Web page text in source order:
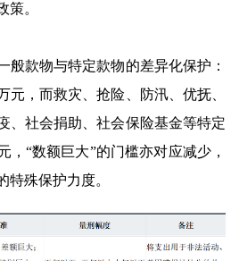
策。
般款物与特定款物的差异化保护：
元，而救灾、抢险、防汛、优抚、
、社会捐助、社会保险基金等特定
，“数额巨大”的门槛亦对应减少，
特殊保护力度。